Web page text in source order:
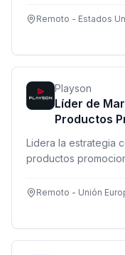
autonomía y
Remoto - Estados
Playson
Líder de
Productos
Lidera la estrategia
productos
Remoto - Unión